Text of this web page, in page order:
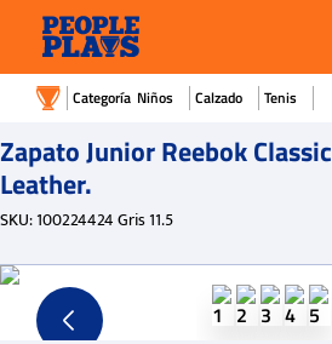
Niños Calzado Tenis
Zapato Junior Reebok Classic
Leather.
SKU:100224424 Gris 11.5